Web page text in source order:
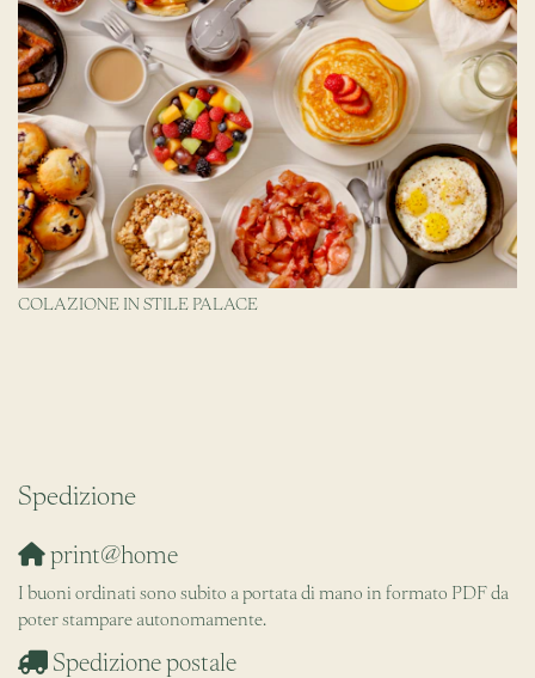
COLAZIONE IN STILE PALACE
Spedizione
print@home
I buoni ordinati sono subito a portata di mano in formato PDF da
poter stampare autonomamente.
Spedizione postale